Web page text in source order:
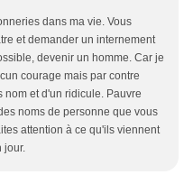
dans ma vie. Vous
et demander un internement
devenir un homme. Car je
courage mais par contre
nom et d'un ridicule. Pauvre
noms de personne que vous
attention à ce qu'ils viennent
jour.